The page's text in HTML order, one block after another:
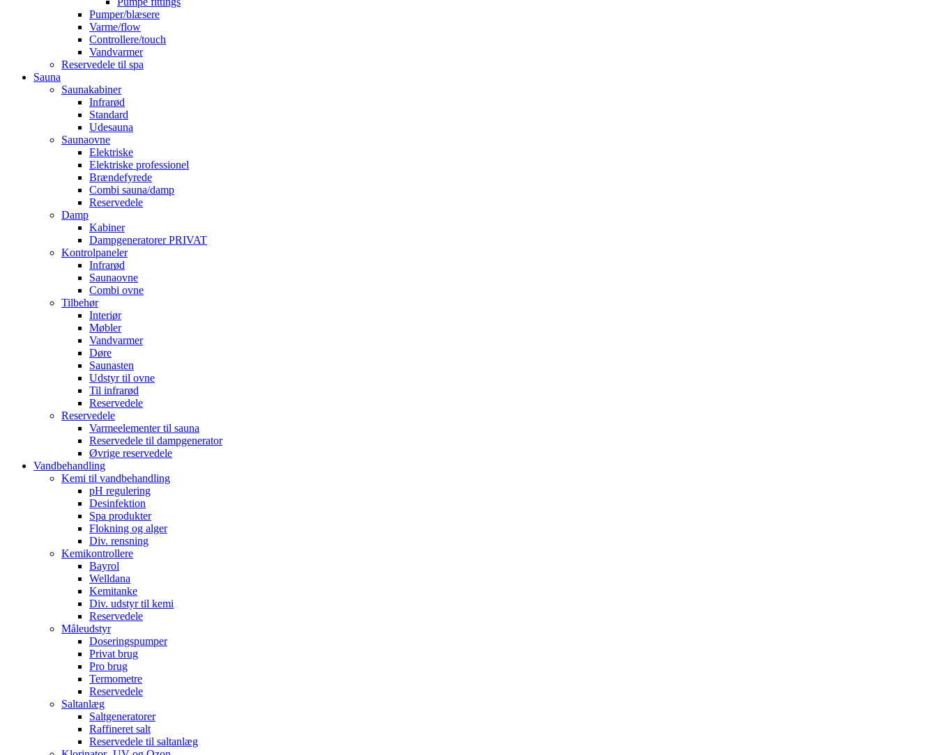
Pumper/blæsere
Varme/flow
Controllere/touch
Vandvarmer
Reservedele til spa
Sauna
Saunakabiner
Infrarød
Standard
Udesauna
Saunaovne
Elektriske
Elektriske professionel
Brændefyrede
Combi sauna/damp
Reservedele
Damp
Kabiner
Dampgeneratorer PRIVAT
Kontrolpaneler
Infrarød
Saunaovne
Combi ovne
Tilbehør
Interiør
Møbler
Vandvarmer
Døre
Saunasten
Udstyr til ovne
Til infrarød
Reservedele
Reservedele
Varmeelementer til sauna
Reservedele til dampgenerator
Øvrige reservedele
Vandbehandling
Kemi til vandbehandling
pH regulering
Desinfektion
Spa produkter
Flokning og alger
Div. rensning
Kemikontrollere
Bayrol
Welldana
Kemitanke
Div. udstyr til kemi
Reservedele
Måleudstyr
Doseringspumper
Privat brug
Pro brug
Termometre
Reservedele
Saltanlæg
Saltgeneratorer
Raffineret salt
Reservedele til saltanlæg